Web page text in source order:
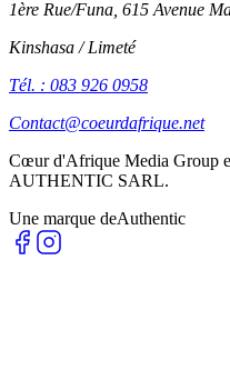
1ère Rue/Funa, 615 Avenue
Kinshasa / Limeté
Tél. : 083 926 0958
Contact@coeurdafrique.net
Cœur d'Afrique Media Group
AUTHENTIC SARL.
Une marque deAuthentic